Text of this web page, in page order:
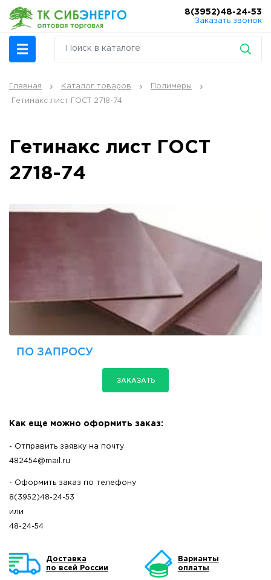
8(3952)48-24-53
Заказать звонок
Главная Каталог товаров Полимеры
Гетинакс лист ГОСТ 2718-74
Гетинакс лист ГОСТ
2718-74
ПО ЗАПРОСУ
ЗАКАЗАТЬ
Как еще можно оформить заказ:
- Отправить заявку на почту
482454@mail.ru
- Оформить заказ по телефону
8(3952)48-24-53
или
48-24-54
Доставка
по всей России
Варианты
оплаты